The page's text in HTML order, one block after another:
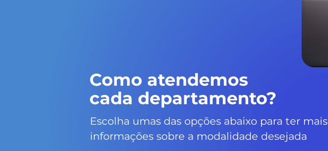
Como atendemos
cada departamento?
Escolha umas das opções abaixo para ter mais
informações sobre a modalidade desejada